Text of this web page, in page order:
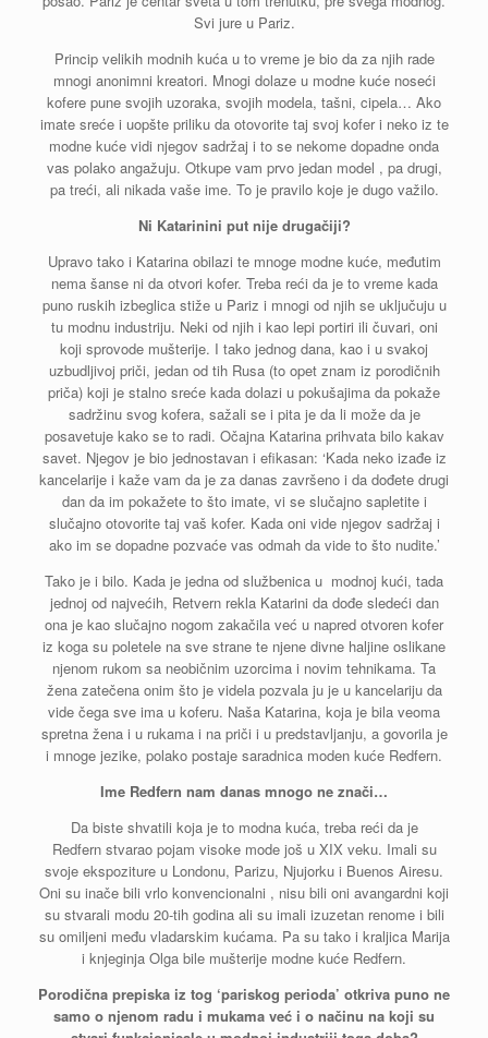
Svi jure u Pariz.
Princip velikih modnih kuća u to vreme je bio da za njih rade
mnogi anonimni kreatori. Mnogi dolaze u modne kuće noseći
kofere pune svojih uzoraka, svojih modela, tašni, cipela… Ako
imate sreće i uopšte priliku da otovorite taj svoj kofer i neko iz te
modne kuće vidi njegov sadržaj i to se nekome dopadne onda
vas polako angažuju. Otkupe vam prvo jedan model , pa drugi,
pa treći, ali nikada vaše ime. To je pravilo koje je dugo važilo.
Ni Katarinini put nije drugačiji?
Upravo tako i Katarina obilazi te mnoge modne kuće, međutim
nema šanse ni da otvori kofer. Treba reći da je to vreme kada
puno ruskih izbeglica stiže u Pariz i mnogi od njih se uključuju u
tu modnu industriju. Neki od njih i kao lepi portiri ili čuvari, oni
koji sprovode mušterije. I tako jednog dana, kao i u svakoj
uzbudljivoj priči, jedan od tih Rusa (to opet znam iz porodičnih
priča) koji je stalno sreće kada dolazi u pokušajima da pokaže
sadržinu svog kofera, sažali se i pita je da li može da je
posavetuje kako se to radi. Očajna Katarina prihvata bilo kakav
savet. Njegov je bio jednostavan i efikasan: ‘Kada neko izađe iz
kancelarije i kaže vam da je za danas završeno i da dođete drugi
dan da im pokažete to što imate, vi se slučajno sapletite i
slučajno otovorite taj vaš kofer. Kada oni vide njegov sadržaj i
ako im se dopadne pozvaće vas odmah da vide to što nudite.’
Tako je i bilo. Kada je jedna od službenica u modnoj kući, tada
jednoj od najvećih, Retvern rekla Katarini da dođe sledeći dan
ona je kao slučajno nogom zakačila već u napred otvoren kofer
iz koga su poletele na sve strane te njene divne haljine oslikane
njenom rukom sa neobičnim uzorcima i novim tehnikama. Ta
žena zatečena onim što je videla pozvala ju je u kancelariju da
vide čega sve ima u koferu. Naša Katarina, koja je bila veoma
spretna žena i u rukama i na priči i u predstavljanju, a govorila je
i mnoge jezike, polako postaje saradnica moden kuće Redfern.
Ime Redfern nam danas mnogo ne znači…
Da biste shvatili koja je to modna kuća, treba reći da je
Redfern stvarao pojam visoke mode još u XIX veku. Imali su
svoje ekspoziture u Londonu, Parizu, Njujorku i Buenos Airesu.
Oni su inače bili vrlo konvencionalni , nisu bili oni avangardni koji
su stvarali modu 20-tih godina ali su imali izuzetan renome i bili
su omiljeni među vladarskim kućama. Pa su tako i kraljica Marija
i knjeginja Olga bile mušterije modne kuće Redfern.
Porodična prepiska iz tog ‘pariskog perioda’ otkriva puno ne
samo o njenom radu i mukama već i o načinu na koji su